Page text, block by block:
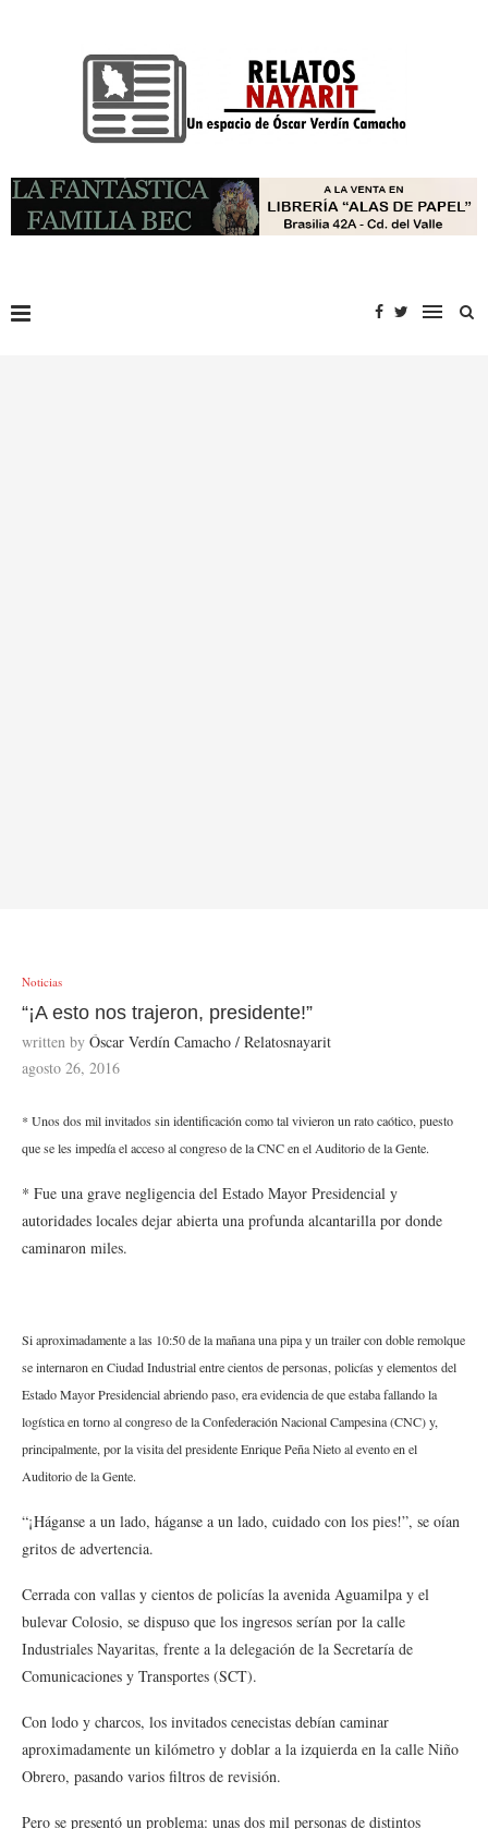
Noticias
“¡A esto nos trajeron, presidente!”
written by Óscar Verdín Camacho / Relatosnayarit
agosto 26, 2016
* Unos dos mil invitados sin identificación como tal vivieron un rato caótico, puesto
que se les impedía el acceso al congreso de la CNC en el Auditorio de la Gente.
* Fue una grave negligencia del Estado Mayor Presidencial y
autoridades locales dejar abierta una profunda alcantarilla por donde
caminaron miles.
Si aproximadamente a las 10:50 de la mañana una pipa y un trailer con doble remolque
se internaron en Ciudad Industrial entre cientos de personas, policías y elementos del
Estado Mayor Presidencial abriendo paso, era evidencia de que estaba fallando la
logística en torno al congreso de la Confederación Nacional Campesina (CNC) y,
principalmente, por la visita del presidente Enrique Peña Nieto al evento en el
Auditorio de la Gente.
“¡Háganse a un lado, háganse a un lado, cuidado con los pies!”, se oían
gritos de advertencia.
Cerrada con vallas y cientos de policías la avenida Aguamilpa y el
bulevar Colosio, se dispuso que los ingresos serían por la calle
Industriales Nayaritas, frente a la delegación de la Secretaría de
Comunicaciones y Transportes (SCT).
Con lodo y charcos, los invitados cenecistas debían caminar
aproximadamente un kilómetro y doblar a la izquierda en la calle Niño
Obrero, pasando varios filtros de revisión.
Pero se presentó un problema: unas dos mil personas de distintos